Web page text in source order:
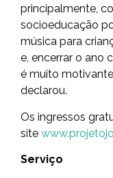
principalmente,
socioeducação
música para
e, encerrar o ano
é muito
declarou.
Os ingressos
site
Serviço